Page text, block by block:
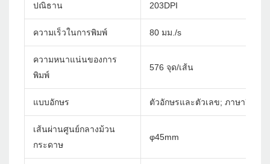
ปณิธาน 203DPI
ความเร็วในการพิมพ์ 80 มม./s
ความหนาแน่นของการ
พิมพ์
576 จุด/เส้น
แบบอักษร ตัวอักษรและตัวเลข; ภาษาจีนจี
เส้นผ่านศูนย์กลางม้วน
กระดาษ
φ45mm